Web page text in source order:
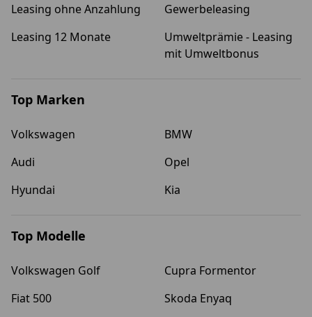
Leasing ohne Anzahlung
Gewerbeleasing
Leasing 12 Monate
Umweltprämie - Leasing
mit Umweltbonus
Top Marken
Volkswagen
BMW
Audi
Opel
Hyundai
Kia
Top Modelle
Volkswagen Golf
Cupra Formentor
Fiat 500
Skoda Enyaq